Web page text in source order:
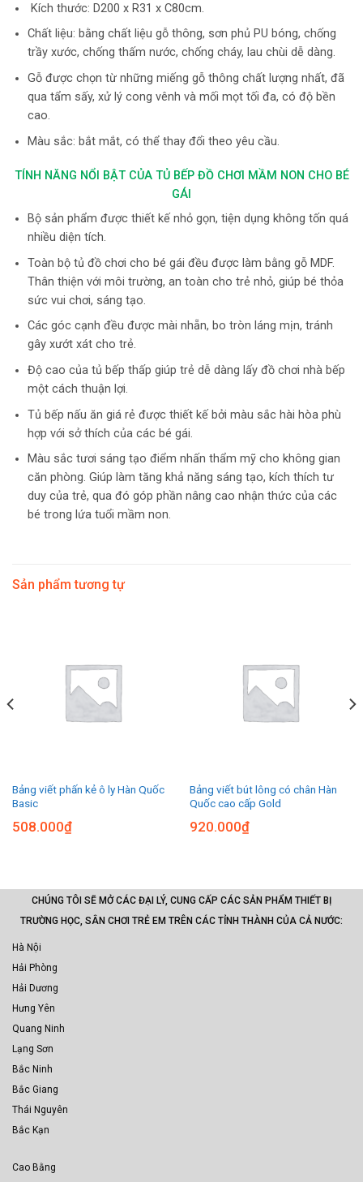
Kích thước: D200 x R31 x C80cm.
Chất liệu: bằng chất liệu gỗ thông, sơn phủ PU bóng, chống
trầy xước, chống thấm nước, chống cháy, lau chùi dễ dàng.
Gỗ được chọn từ những miếng gỗ thông chất lượng nhất, đã
qua tẩm sấy, xử lý cong vênh và mối mọt tối đa, có độ bền
cao.
Màu sắc: bắt mắt, có thể thay đổi theo yêu cầu.
TÍNH NĂNG NỔI BẬT CỦA TỦ BẾP ĐỒ CHƠI MẦM NON CHO BÉ
GÁI
Bộ sản phẩm được thiết kế nhỏ gọn, tiện dụng không tốn quá
nhiều diện tích.
Toàn bộ tủ đồ chơi cho bé gái đều được làm bằng gỗ MDF.
Thân thiện với môi trường, an toàn cho trẻ nhỏ, giúp bé thỏa
sức vui chơi, sáng tạo.
Các góc cạnh đều được mài nhẵn, bo tròn láng mịn, tránh
gây xướt xát cho trẻ.
Độ cao của tủ bếp thấp giúp trẻ dễ dàng lấy đồ chơi nhà bếp
một cách thuận lợi.
Tủ bếp nấu ăn giá rẻ được thiết kế bởi màu sắc hài hòa phù
hợp với sở thích của các bé gái.
Màu sắc tươi sáng tạo điểm nhấn thẩm mỹ cho không gian
căn phòng. Giúp làm tăng khả năng sáng tạo, kích thích tư
duy của trẻ, qua đó góp phần nâng cao nhận thức của các
bé trong lứa tuổi mầm non.
Sản phẩm tương tự
Bảng viết phấn kẻ ô ly Hàn Quốc
Basic
508.000₫
Bảng viết bút lông có chân Hàn
Quốc cao cấp Gold
920.000₫
CHÚNG TÔI SẼ MỞ CÁC ĐẠI LÝ, CUNG CẤP CÁC SẢN PHẨM THIẾT BỊ
TRƯỜNG HỌC, SÂN CHƠI TRẺ EM TRÊN CÁC TỈNH THÀNH CỦA CẢ NƯỚC:
Hà Nội
Hải Phòng
Hải Dương
Hưng Yên
Quang Ninh
Lạng Sơn
Bắc Ninh
Bắc Giang
Thái Nguyên
Bắc Kạn
Cao Bằng